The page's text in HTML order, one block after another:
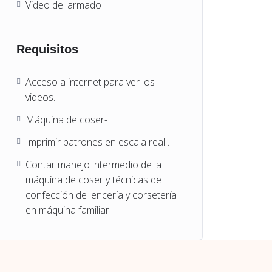
Video del armado
Requisitos
Acceso a internet para ver los
videos.
Máquina de coser-
Imprimir patrones en escala real .
Contar manejo intermedio de la
máquina de coser y técnicas de
confección de lencería y corsetería
en máquina familiar.